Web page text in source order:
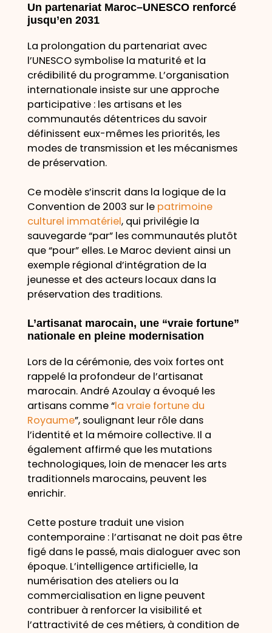
Un partenariat Maroc–UNESCO renforcé
jusqu’en 2031
La prolongation du partenariat avec
l’UNESCO symbolise la maturité et la
crédibilité du programme. L’organisation
internationale insiste sur une approche
participative : les artisans et les
communautés détentrices du savoir
définissent eux-mêmes les priorités, les
modes de transmission et les mécanismes
de préservation.
Ce modèle s’inscrit dans la logique de la
Convention de 2003 sur le patrimoine
culturel immatériel, qui privilégie la
sauvegarde “par” les communautés plutôt
que “pour” elles. Le Maroc devient ainsi un
exemple régional d’intégration de la
jeunesse et des acteurs locaux dans la
préservation des traditions.
L’artisanat marocain, une “vraie fortune”
nationale en pleine modernisation
Lors de la cérémonie, des voix fortes ont
rappelé la profondeur de l’artisanat
marocain. André Azoulay a évoqué les
artisans comme “la vraie fortune du
Royaume”, soulignant leur rôle dans
l’identité et la mémoire collective. Il a
également affirmé que les mutations
technologiques, loin de menacer les arts
traditionnels marocains, peuvent les
enrichir.
Cette posture traduit une vision
contemporaine : l’artisanat ne doit pas être
figé dans le passé, mais dialoguer avec son
époque. L’intelligence artificielle, la
numérisation des ateliers ou la
commercialisation en ligne peuvent
contribuer à renforcer la visibilité et
l’attractivité de ces métiers, à condition de